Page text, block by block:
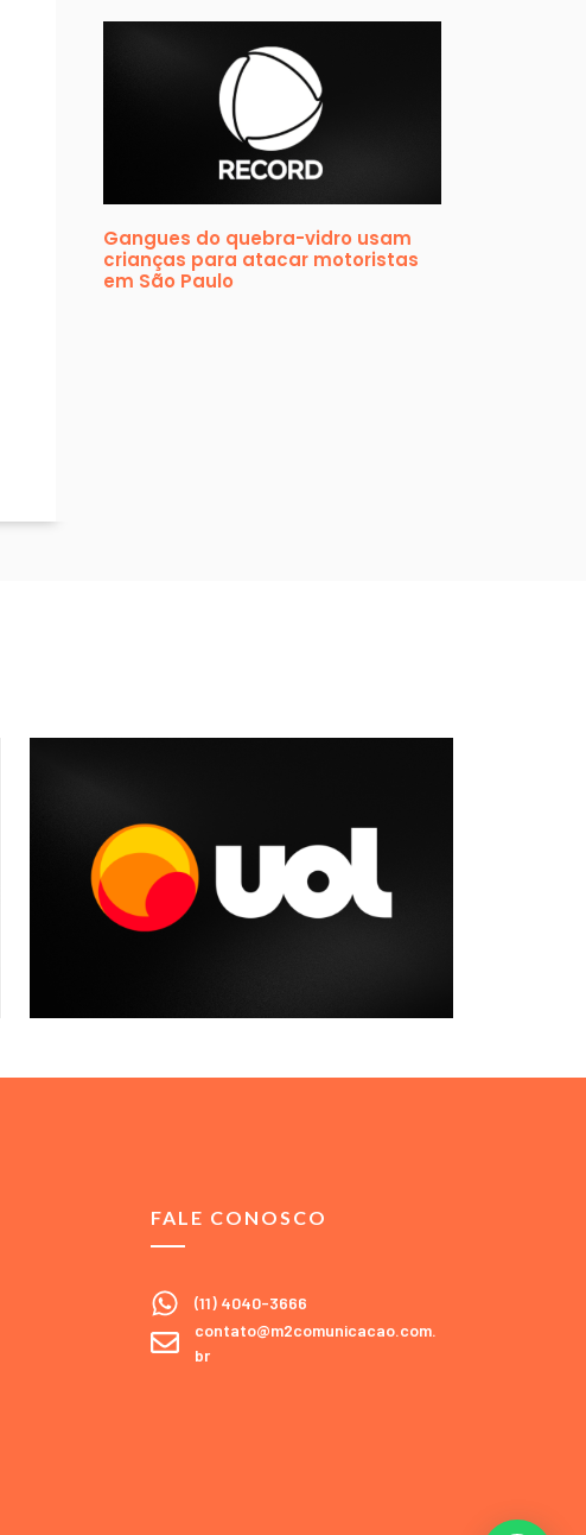
Gangues do quebra-vidro usam
crianças para atacar motoristas
em São Paulo
FALE CONOSCO
(11) 4040-3666
contato@m2comunicacao.com.
br